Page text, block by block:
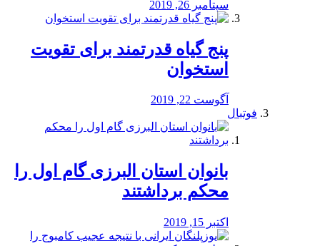
سپتامبر 26, 2019
پنج گیاه قدرتمند برای تقویت
استخوان
آگوست 22, 2019
فوتبال
بانوان استان البرزی گام اول را
محكم برداشتند
اکتبر 15, 2019